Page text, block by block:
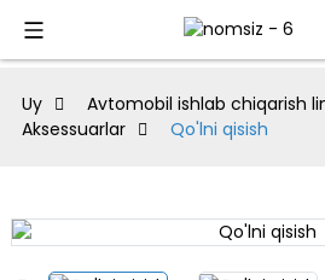
Uy
Avtomobil ishlab chiqarish
Aksessuarlar
Qo'lni qisish